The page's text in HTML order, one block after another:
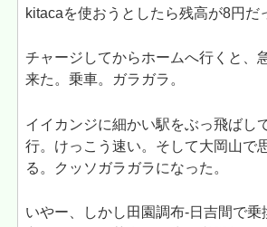
kitacaを使おうとしたら残高が8円だ
チャージしてからホームへ行くと、
来た。乗車。ガラガラ。
イイカンジに細かい駅をぶっ飛ばし
行。けっこう速い。そして大岡山で
る。クッソガラガラになった。
いやー、しかし田園調布-日吉間で乗